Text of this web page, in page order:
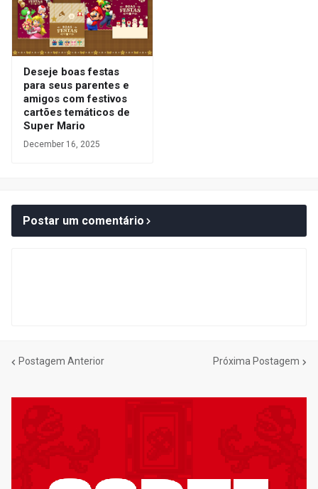
Deseje boas festas
para seus parentes e
amigos com festivos
cartões temáticos de
Super Mario
December 16, 2025
Postar um comentário
Postagem Anterior Próxima Postagem